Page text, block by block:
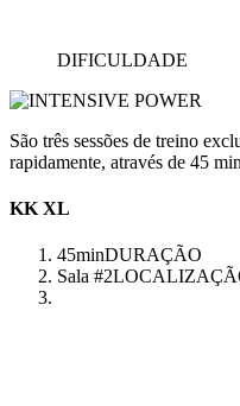
DIFICULDADE
São três sessões de treino
rapidamente, através de 45
KK XL
45minDURAÇÃO
Sala #2